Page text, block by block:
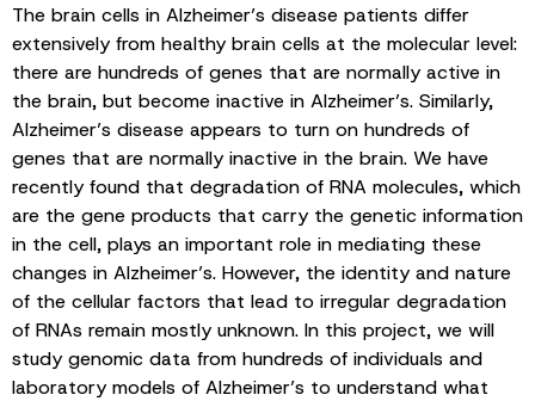
The brain cells in Alzheimer’s disease patients differ
extensively from healthy brain cells at the molecular level:
there are hundreds of genes that are normally active in
the brain, but become inactive in Alzheimer’s. Similarly,
Alzheimer’s disease appears to turn on hundreds of
genes that are normally inactive in the brain. We have
recently found that degradation of RNA molecules, which
are the gene products that carry the genetic information
in the cell, plays an important role in mediating these
changes in Alzheimer’s. However, the identity and nature
of the cellular factors that lead to irregular degradation
of RNAs remain mostly unknown. In this project, we will
study genomic data from hundreds of individuals and
laboratory models of Alzheimer’s to understand what